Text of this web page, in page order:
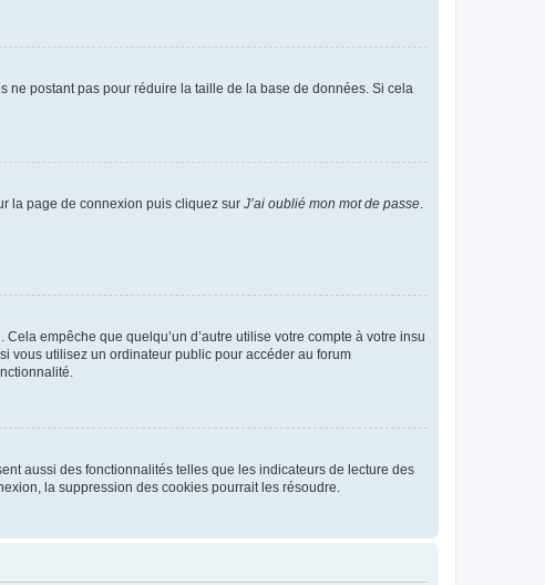
ne postant pas pour réduire la taille de la base de données. Si cela
la page de connexion puis cliquez sur J’ai oublié mon mot de passe
empêche que quelqu’un d’autre utilise votre compte à votre insu
vous utilisez un ordinateur public pour accéder au forum
aussi des fonctionnalités telles que les indicateurs de lecture des
la suppression des cookies pourrait les résoudre.